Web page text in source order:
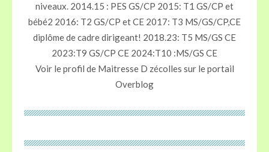
niveaux. 2014.15 : PES GS/CP 2015: T1 GS/CP et
bébé2 2016: T2 GS/CP et CE 2017: T3 MS/GS/CP,CE
diplôme de cadre dirigeant! 2018.23: T5 MS/GS CE
2023:T9 GS/CP CE 2024:T10 :MS/GS CE
Voir le profil de Maitresse D zécolles sur le portail
Overblog